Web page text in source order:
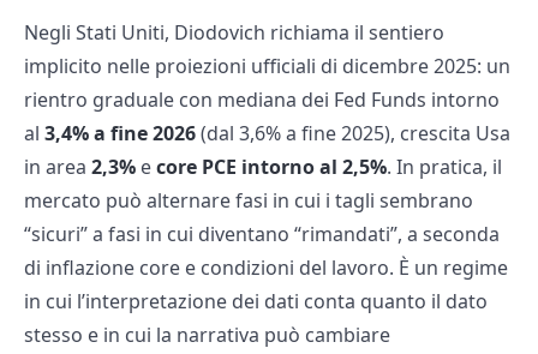
Negli Stati Uniti, Diodovich richiama il sentiero
implicito nelle proiezioni ufficiali di dicembre 2025: un
rientro graduale con mediana dei Fed Funds intorno
al 3,4% a fine 2026(dal 3,6% a fine 2025), crescita Usa
in area 2,3% ecore PCE intorno al 2,5%. In pratica, il
mercato può alternare fasi in cui i tagli sembrano
“sicuri” a fasi in cui diventano “rimandati”, a seconda
di inflazione core e condizioni del lavoro. È un regime
in cui l’interpretazione dei dati conta quanto il dato
stesso e in cui la narrativa può cambiare